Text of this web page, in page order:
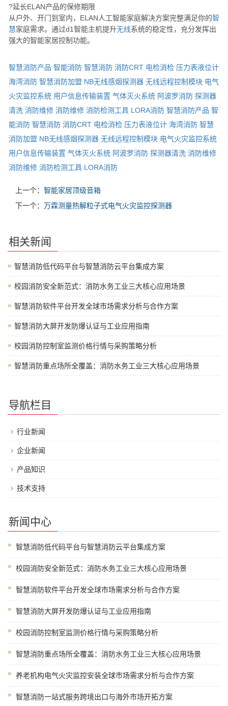
?延长ELAN产品的保修期限
从户外、开门到室内，ELAN人工智能家庭解决方案完整满足你的智
慧家庭需求。通过d1智能主机提升无线系统的稳定性，充分发挥出
强大的智能家居控制功能。
智慧消防产品 智能消防 智慧消防 消防CRT 电检消检 压力表液位计
海湾消防 智慧消防加盟 NB无线感烟探测器 无线远程控制模块 电气
火灾监控系统 用户信息传输装置 气体灭火系统 阿波罗消防 探测器
清洗 消防维修 消防维修 消防检测工具 LORA消防 智慧消防产品 智
能消防 智慧消防 消防CRT 电检消检 压力表液位计 海湾消防 智慧
消防加盟 NB无线感烟探测器 无线远程控制模块 电气火灾监控系统
用户信息传输装置 气体灭火系统 阿波罗消防 探测器清洗 消防维修
消防维修 消防检测工具 LORA消防
上一个： 智能家居顶级音箱
下一个： 万霖测量热解粒子式电气火灾监控探测器
相关新闻
智慧消防低代码平台与智慧消防云平台集成方案
校园消防安全新范式：消防水务工业三大核心应用场景
智慧消防软件平台开发全球市场需求分析与合作方案
智慧消防大屏开发防爆认证与工业应用指南
校园消防控制室监测价格行情与采购策略分析
智慧消防重点场所全覆盖：消防水务工业三大核心应用场景
导航栏目
行业新闻
企业新闻
产品知识
技术支持
新闻中心
智慧消防低代码平台与智慧消防云平台集成方案
校园消防安全新范式：消防水务工业三大核心应用场景
智慧消防软件平台开发全球市场需求分析与合作方案
智慧消防大屏开发防爆认证与工业应用指南
校园消防控制室监测价格行情与采购策略分析
智慧消防重点场所全覆盖：消防水务工业三大核心应用场景
养老机构电气火灾监控安装全球市场需求分析与合作方案
智慧消防一站式服务跨境出口与海外市场开拓方案